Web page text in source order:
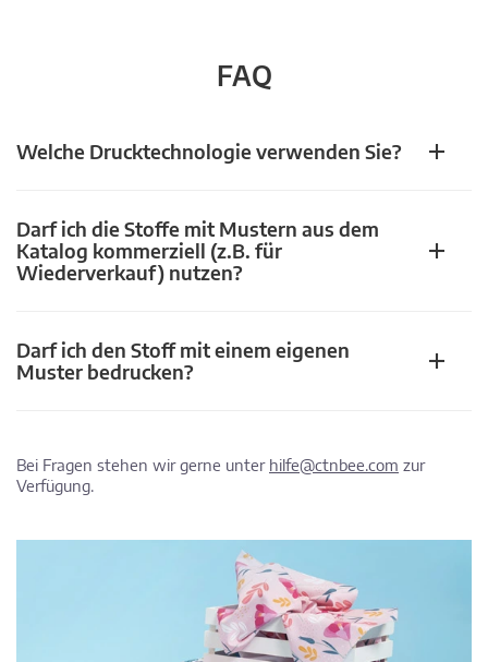
FAQ
Welche Drucktechnologie verwenden Sie?
Darf ich die Stoffe mit Mustern aus dem
Katalog kommerziell (z.B. für
Wiederverkauf) nutzen?
Darf ich den Stoff mit einem eigenen
Muster bedrucken?
Bei Fragen stehen wir gerne unter hilfe@ctnbee.com zur
Verfügung.